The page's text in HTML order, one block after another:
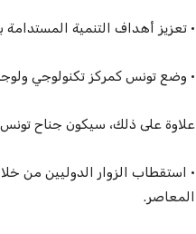
• تعزيز أهداف التنمية المستدامة
• وضع تونس كمركز تكنولوجي
علاوة على ذلك، سيكون جناح تونس
• استقطاب الزوار الدوليين من
المعاصر.